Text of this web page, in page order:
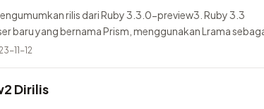
rilis dari Ruby 3.3.0-preview3. Ruby 3.3
baru yang bernama Prism, menggunakan Lrama
Ruby...
11-12
Dirilis